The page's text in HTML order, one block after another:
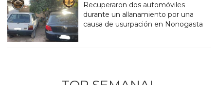
Recuperaron dos automóviles
durante un allanamiento por una
causa de usurpación en Nonogasta